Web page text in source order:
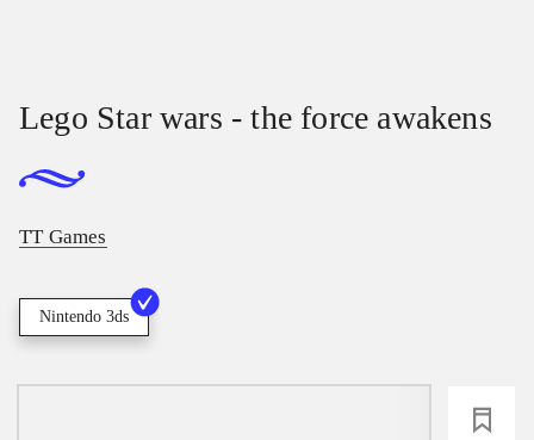
Lego Star wars - the force awakens
TT Games
Nintendo 3ds